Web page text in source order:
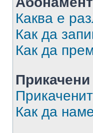
Каква е
Как да
Как да
Как да